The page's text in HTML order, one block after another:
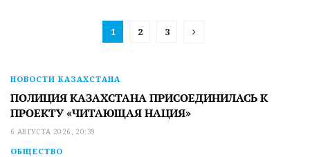
1 2 3
НОВОСТИ КАЗАХСТАНА
ПОЛИЦИЯ КАЗАХСТАНА ПРИСОЕДИНИЛАСЬ К
ПРОЕКТУ «ЧИТАЮЩАЯ НАЦИЯ»
6 АВГУСТА 2026, 20:39
ОБЩЕСТВО